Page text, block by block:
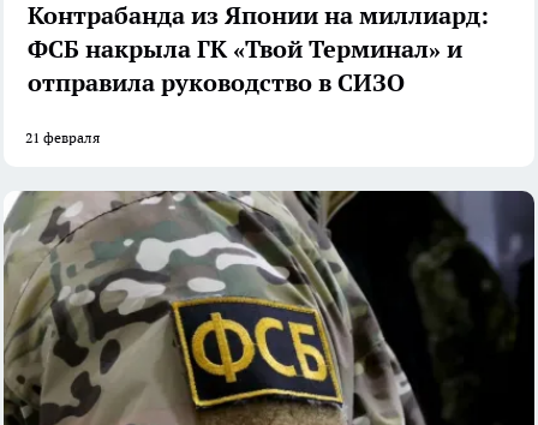
Контрабанда из Японии на миллиард:
ФСБ накрыла ГК «Твой Терминал» и
отправила руководство в СИЗО
21 февраля